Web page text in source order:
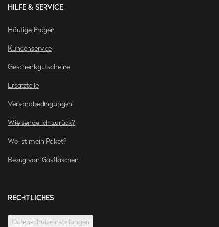
HILFE & SERVICE
Häufige Fragen
Kundenservice
Geschenkgutscheine
Ersatzteile
Versandbedingungen
Wie sende ich zurück?
Wo ist mein Paket?
Bezug von Gasflaschen
RECHTLICHES
Datenschutzeinstellungen